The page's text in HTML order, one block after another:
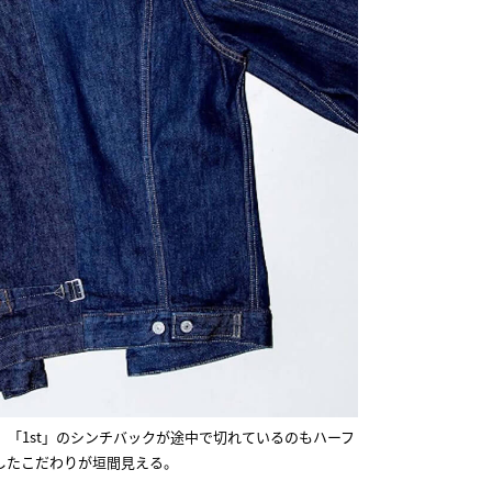
1st」のシンチバックが途中で切れているのもハーフ
こだわりが垣間見える。